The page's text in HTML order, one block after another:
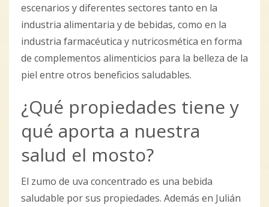
escenarios y diferentes sectores tanto en la
industria alimentaria y de bebidas, como en la
industria farmacéutica y nutricosmética en forma
de complementos alimenticios para la belleza de la
piel entre otros beneficios saludables.
¿Qué propiedades tiene y
qué aporta a nuestra
salud el mosto?
El zumo de uva concentrado es una bebida
saludable por sus propiedades. Además en Julián